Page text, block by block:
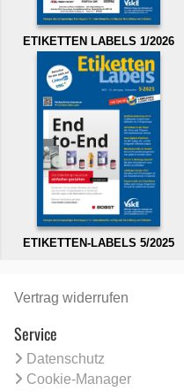
ETIKETTEN LABELS 1/2026
ETIKETTEN-LABELS 5/2025
Vertrag widerrufen
Service
Datenschutz
Cookie-Manager